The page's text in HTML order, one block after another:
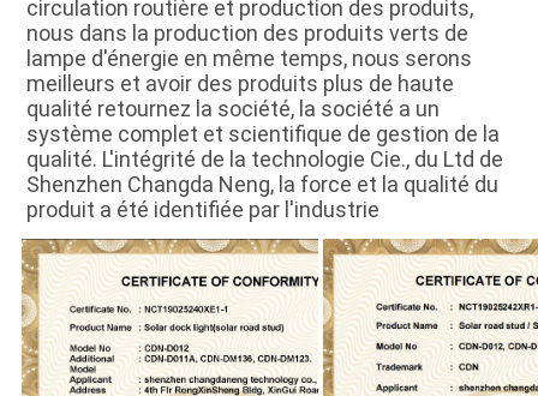
circulation routière et production des produits,
nous dans la production des produits verts de
lampe d'énergie en même temps, nous serons
meilleurs et avoir des produits plus de haute
qualité retournez la société, la société a un
système complet et scientifique de gestion de la
qualité. L'intégrité de la technologie Cie., du Ltd de
Shenzhen Changda Neng, la force et la qualité du
produit a été identifiée par l'industrie